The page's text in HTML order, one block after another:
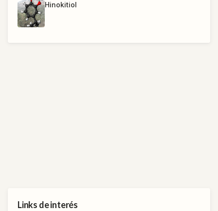
Hinokitiol
Links de interés